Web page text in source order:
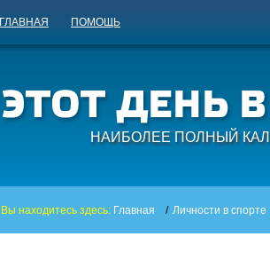
ГЛАВНАЯ ПОМОЩЬ
НАИБОЛЕЕ ПОЛНЫЙ
Вы находитесь здесь: Главная / Личности в спорте